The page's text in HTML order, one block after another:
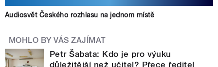
Audiosvět Českého rozhlasu na jednom místě
MOHLO BY VÁS ZAJÍMAT
Petr Šabata: Kdo je pro výuku
důležitější než učitel? Přece ředitel